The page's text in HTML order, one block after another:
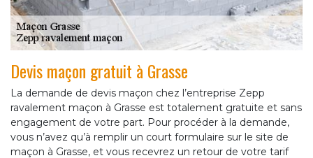
Devis maçon gratuit à Grasse
La demande de devis maçon chez l’entreprise Zepp
ravalement maçon à Grasse est totalement gratuite et sans
engagement de votre part. Pour procéder à la demande,
vous n’avez qu’à remplir un court formulaire sur le site de
maçon à Grasse, et vous recevrez un retour de votre tarif